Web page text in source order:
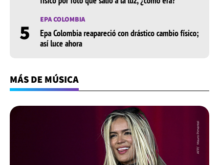
5 EPA COLOMBIA
Epa Colombia reapareció con drástico cambio físico;
así luce ahora
MÁS DE MÚSICA